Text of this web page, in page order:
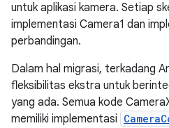
untuk aplikasi kamera. Setiap
implementasi Camera1 dan
perbandingan.
Dalam hal migrasi, terkadang
fleksibilitas ekstra untuk
yang ada. Semua kode
memiliki implementasi